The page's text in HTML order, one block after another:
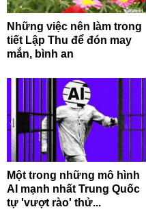
Những việc nên làm trong
tiết Lập Thu để đón may
mắn, bình an
Một trong những mô hình
AI mạnh nhất Trung Quốc
tự 'vượt rào' thử...